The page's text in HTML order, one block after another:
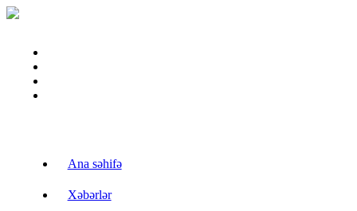
Ana səhifə
Xəbərlər